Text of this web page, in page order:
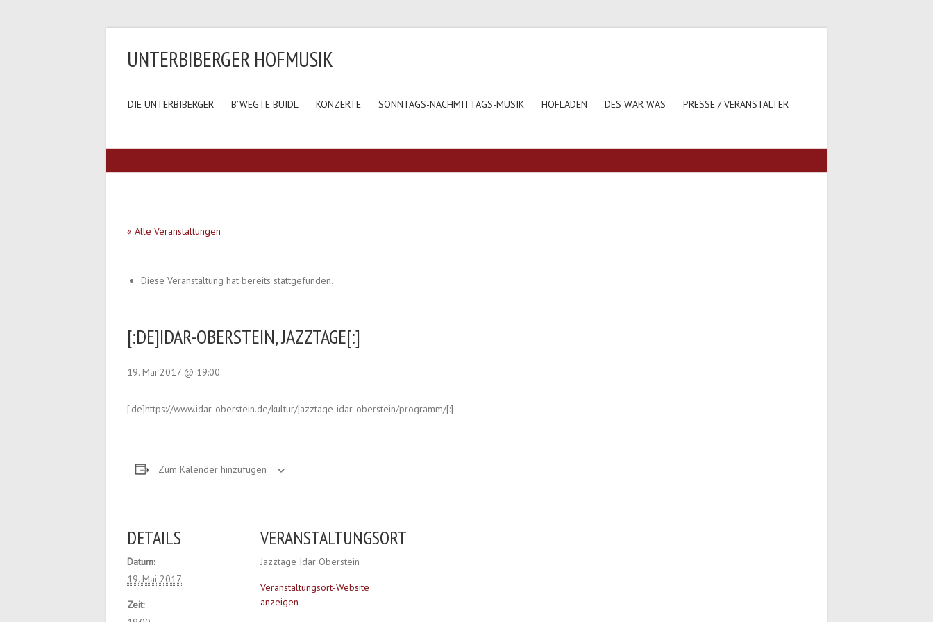
UNTERBIBERGER HOFMUSIK
DIE UNTERBIBERGER B’WEGTE BUIDL KONZERTE SONNTAGS-NACHMITTAGS-MUSIK HOFLADEN DES WAR WAS PRESSE / VERANSTALTER
« Alle Veranstaltungen
Diese Veranstaltung hat bereits stattgefunden.
[:DE]IDAR-OBERSTEIN, JAZZTAGE[:]
19. Mai 2017 @ 19:00
[:de]https://www.idar-oberstein.de/kultur/jazztage-idar-oberstein/programm/[:]
Zum Kalender hinzufügen
DETAILS
Datum:
19. Mai 2017
Zeit:
VERANSTALTUNGSORT
Jazztage Idar Oberstein
Veranstaltungsort-Website
anzeigen